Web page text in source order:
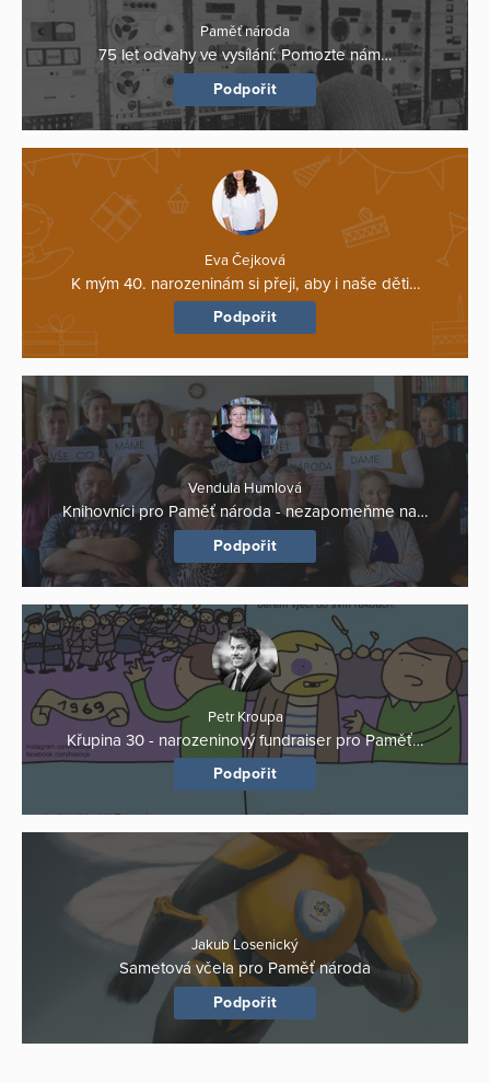
Paměť národa
75 let odvahy ve vysílání: Pomozte nám…
Podpořit
Eva Čejková
K mým 40. narozeninám si přeji, aby i naše děti…
Podpořit
Vendula Humlová
Knihovníci pro Paměť národa - nezapomeňme na…
Podpořit
Petr Kroupa
Křupina 30 - narozeninový fundraiser pro Paměť…
Podpořit
Jakub Losenický
Sametová včela pro Paměť národa
Podpořit